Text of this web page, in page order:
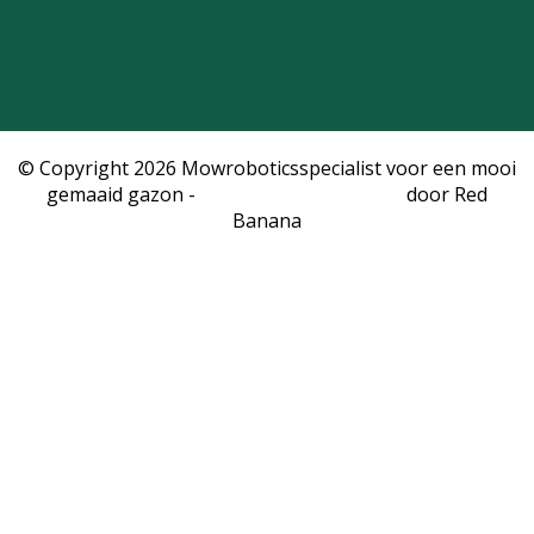
© Copyright 2026 Mowroboticsspecialist voor een mooi
gemaaid gazon -
door Red
Banana